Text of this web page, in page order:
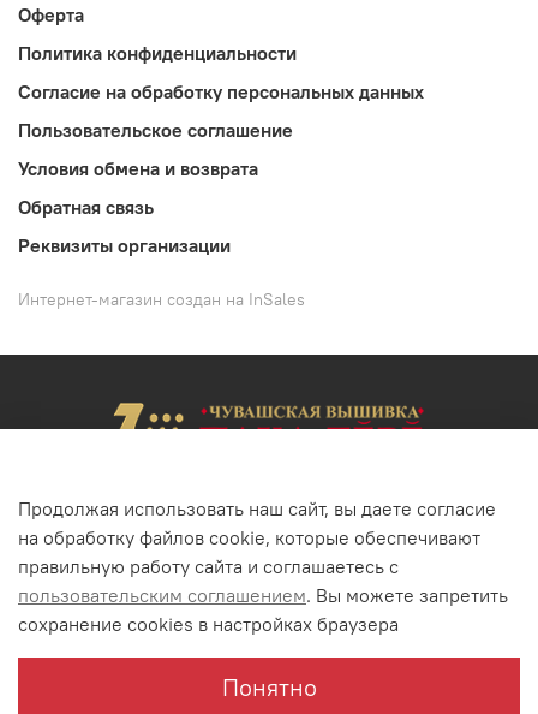
Оферта
Политика конфиденциальности
Согласие на обработку персональных данных
Пользовательское соглашение
Условия обмена и возврата
Обратная связь
Реквизиты организации
Интернет-магазин создан на InSales
+7(352) 22-62-02
+7(8352) 68-52-46
г. Чебоксары, ул. Энгельса, 23
Продолжая использовать наш сайт, вы даете согласие
на обработку файлов cookie, которые обеспечивают
правильную работу сайта и соглашаетесь с
пользовательским соглашением. Вы можете запретить
сохранение cookies в настройках браузера
Понятно